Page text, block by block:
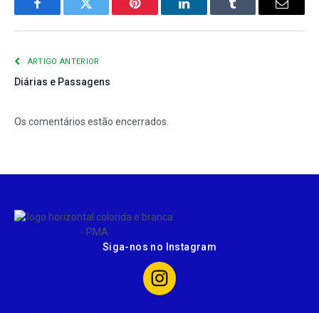
FacebookTwitter Pinterest LinkedInTumblr
E-
ARTIGO ANTERIOR
Diárias e Passagens
Os comentários estão encerrados.
Siga-nos no Instagram